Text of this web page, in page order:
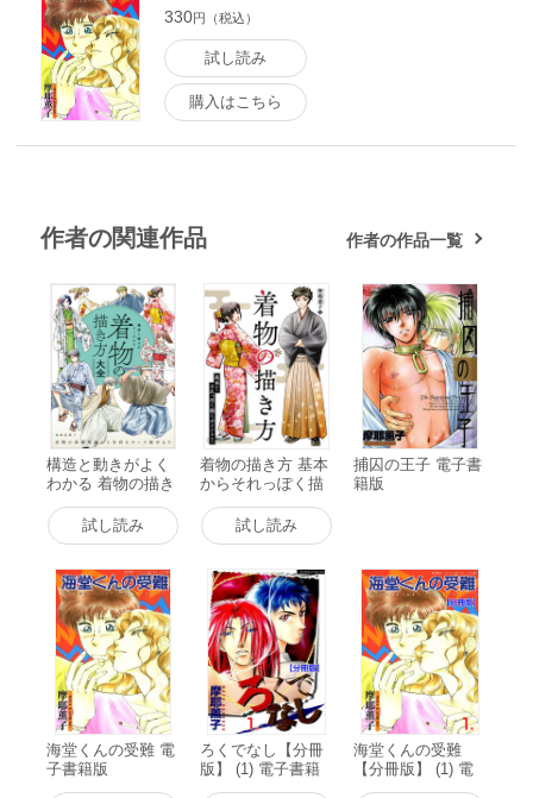
330円（税込）
試し読み
購入はこちら
作者の関連作品 作者の作品一覧
構造と動きがよく
わかる 着物の描き
方大全 着物の基礎
知識から多彩なポ
ーズ描写まで 電子
試し読み
着物の描き方 基本
からそれっぽく描
くポイントまで 電
子書籍版試し読み
捕囚の王子 電子書
籍版
海堂くんの受難 電
子書籍版
ろくでなし【分冊
版】 (1) 電子書籍
海堂くんの受難
【分冊版】 (1) 電
子書籍版